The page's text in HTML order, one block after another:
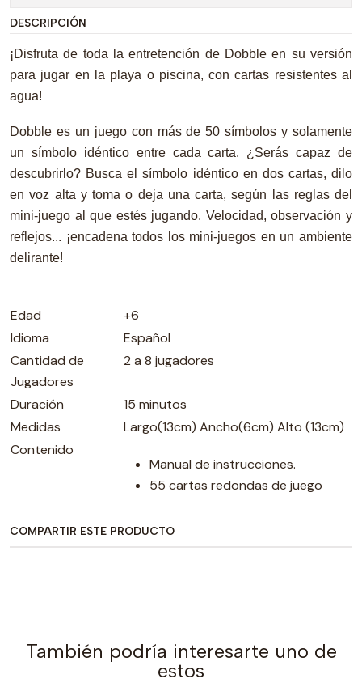
DESCRIPCIÓN
¡Disfruta de toda la entretención de Dobble en su versión
para jugar en la playa o piscina, con cartas resistentes al
agua!
Dobble es un juego con más de 50 símbolos y solamente
un símbolo idéntico entre cada carta. ¿Serás capaz de
descubrirlo? Busca el símbolo idéntico en dos cartas, dilo
en voz alta y toma o deja una carta, según las reglas del
mini-juego al que estés jugando. Velocidad, observación y
reflejos... ¡encadena todos los mini-juegos en un ambiente
delirante!
Edad
+6
Idioma
Español
Cantidad de
Jugadores
2 a 8 jugadores
Duración
15 minutos
Medidas
Largo(13cm) Ancho(6cm) Alto (13cm)
Contenido
Manual de instrucciones.
55 cartas redondas de juego
COMPARTIR ESTE PRODUCTO
También podría interesarte uno de
estos